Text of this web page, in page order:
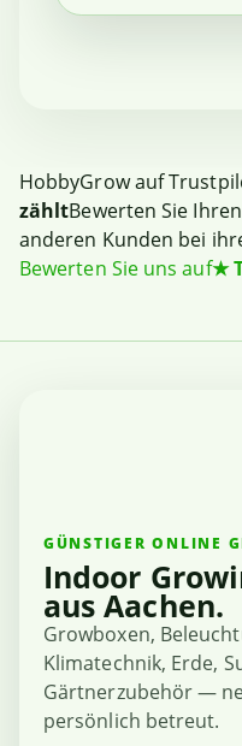
HobbyGrow auf
zähltBewerten Sie
anderen Kunden bei
Bewerten Sie uns auf★
GÜNSTIGER ONLINE
Indoor
aus Aachen.
Growboxen,
Klimatechnik, Erde,
Gärtnerzubehör —
persönlich betreut.